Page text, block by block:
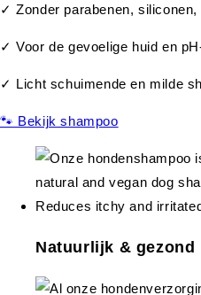
✓ Zonder parabenen, siliconen,
✓ Voor de gevoelige huid en
✓ Licht schuimende en milde
🐾 Bekijk shampoo
Natuurlijk & gezond